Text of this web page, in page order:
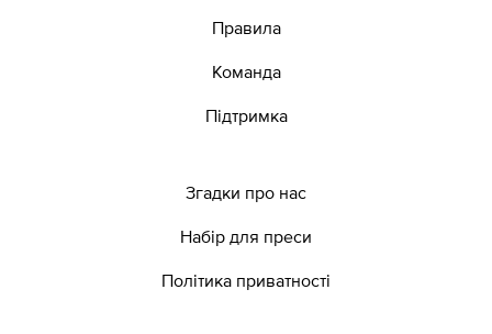
Правила
Команда
Підтримка
Згадки про нас
Набір для преси
Політика приватності